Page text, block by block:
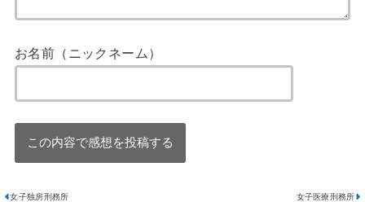
お名前（ニックネーム）
女子独房刑務所 女子医療刑務所